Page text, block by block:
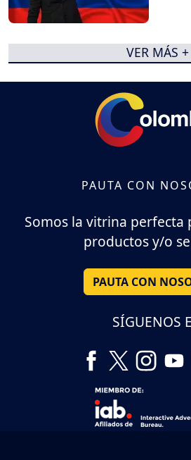
VER MÁS +
PAUTA CON
Somos la vitrina perfecta
productos y/o
PAUTA CON
SÍGUENOS